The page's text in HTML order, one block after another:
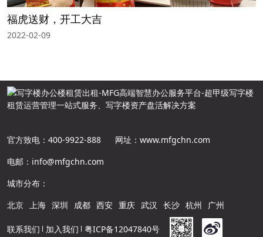
福虎送财，开工大吉
2022-02-09
官方致电：400-9922-888
网址：www.mfgchn.com
电邮：info@mfgchn.com
城市分布：
北京 上海 深圳 成都 西安 重庆 武汉 长沙 杭州 广州
联系我们 加入我们 粤ICP备12047840号